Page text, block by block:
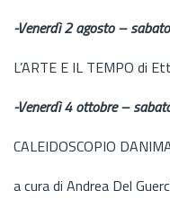
-Venerdì 2 agosto –
L’ARTE E IL TEMPO di
-Venerdì 4 ottobre –
CALEIDOSCOPIO
a cura di Andrea Del